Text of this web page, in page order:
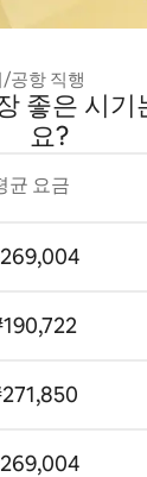
/공항 직행
좋은 시기
요?
균 요금